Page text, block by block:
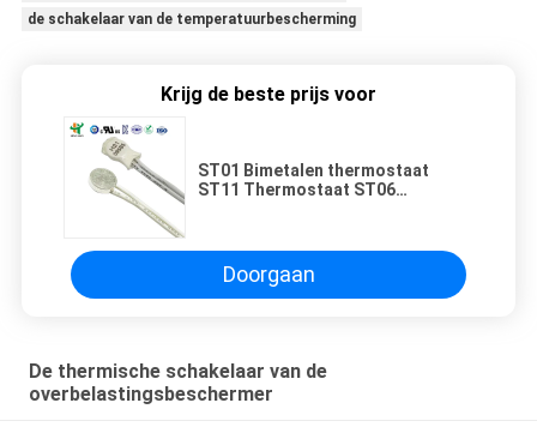
de schakelaar van de temperatuurbescherming
Krijg de beste prijs voor
ST01 Bimetalen thermostaat
ST11 Thermostaat ST06
schakelaar
Doorgaan
De thermische schakelaar van de
overbelastingsbeschermer